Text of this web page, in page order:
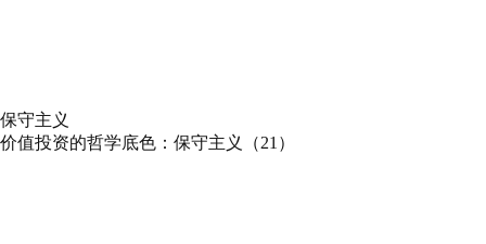
保守主义
价值投资的哲学底色：保守主义（21）